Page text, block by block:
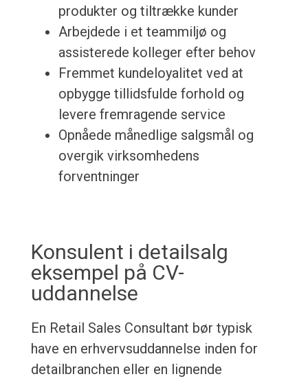
produkter og tiltrække kunder
Arbejdede i et teammiljø og
assisterede kolleger efter behov
Fremmet kundeloyalitet ved at
opbygge tillidsfulde forhold og
levere fremragende service
Opnåede månedlige salgsmål og
overgik virksomhedens
forventninger
Konsulent i detailsalg
eksempel på CV-
uddannelse
En Retail Sales Consultant bør typisk
have en erhvervsuddannelse inden for
detailbranchen eller en lignende